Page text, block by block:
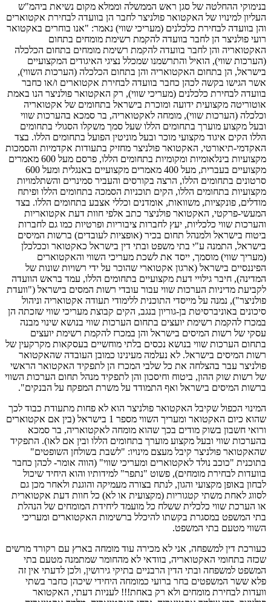
בנימוקי ההחלטה של סגן ראש הממשלה וממלא מקום נשיאת ביהמ"ש
העליון למינויו של האקטואר פולניצר לחבר הן בוועדה לבחירת אקטוארים
והן בוועדה לבחירת כלכלנים (מעריכי שווי) נאמר: "אנו בוחרים באקטואר
רועי פולניצר הן לחבר בוועדה להקמת רשימת מומחים בתחום
האקטואריה והן לחבר בוועדה להקמת רשימת מומחים בתחום הכלכלה
(הערכות שווי), הואיל והתרשמנו שמכלל נציגי האיגודים המקצועיים
בישראל, הן בתחום האקטואריה והן בתחום הכלכלה (הערכות השווי),
אשר הגישו בקשה לכהן כחבר בוועדה לבחירת אקטוארים ו/או כחבר
בוועדה לבחירת כלכלנים (מעריכי שווי), רק האקטואר פולניצר הנו באמת
אוטוריטה מקצועית ידועה ומוכרת בישראל בתחומים של אקטואריה
וכלכלה (הערכות שווי), מומחה לאקטואריה, בר סמכא בהערכות שווי
ובעל מקצוע מוערך בתחומים הללו שעל סמך משקלו הסגולי בתחומים
הללו הקים איגוד מקצועי מוכר ובעל מוניטין הפועל בתחומים הללו. בצד
האקדמי-תיאורטי, האקטואר פולניצר מחזיק בתעודות אקדמיות והסמכות
מקצועיות בינלאומיות ומקומיות בתחומים הללו, פרסם מעל 600 מאמרים
מקצועיים בעברית, מעל 400 מאמרים מקצועיים באנגלית ומעל 600
סרטונים בתחומים הללו, הרצה בקורסים והעביר סמינרים והשתלמויות
מקצועיות בתחומים הללו, הקים תוכניות הסמכה בתחומים הללו ופיתח
מודלים, פונקציות, משוואות, אומדנים וכללי אצבע בתחומים הללו. בצד
המעשי-פרקטי, האקטואר פולניצר כתב אלפי חוות דעת אקטואריות
והערכות שווי כלכליות, יעץ לחברות ציבוריות ופרטיות כמו גם לחברות
ביטוח בישראל ולמנהל תחום בכיר (אופציות לעובדים) ברשות המיסים
בישראל, התמנה ע"י בתי משפט ובתי דין בישראל כאקטואר וככלכלן
(מעריך שווי) מוסמך, ייסד את לשכת מעריכי השווי והאקטוארים
הפיננסיים בישראל (ארגון אקטוארי שהוכר על ידי רשויות שונות של
המדינה), חיבר גילויי דעת מקצועיים בתחומים הללו, עמד בראש הוועדה
לקביעת מדיניות הערכות שווי עבור עובדי רשות המסים בישראל ("וועדת
פולניצר"), נמנה על מייסדי התוכנית ללימודי תעודה אקטואריה וניהול
סיכונים באוניברסיטת בן-גוריון בנגב, הקים קבוצת מעריכי שווי שזכתה הן
במכרז להקמת רשימת יועצים בתחום הערכות שווי בנושא שינוי מבנה
עסקי של רשות המיסים בישראל והן במכרז להקמת רשימת יועצים
בתחום הערכות שווי בנושא נכסים בלתי מוחשיים בעסקאות מקרקעין של
רשות המיסים בישראל. לא נעלמה מעינינו כמובן העובדה שהאקטואר
פולניצר עבר בהצלחה את כל שלבי המכרז הן לתפקיד האקטואר הראשי
של רשות שוק ההון, ביטוח וחיסכון והן לתפקיד מנהל תחום הערכות השווי
ברשות המיסים בישראל ואף התמודד על משרת המפקח על הבנקים".
המינוי הכפול שקיבל האקטואר פולניצר הוא לא פחות מתעודת כבוד לכך
שהוא כיום האקטואר ומעריך השווי מספר 1 בישראל (בין אם אקטוארים
ורואי חשבון בשוק מודים בכך שהוא מומחה לאקטואריה, בר סמכא
בהערכות שווי ובעל מקצוע מוערך בתחומים הללו ובין אם לאו). התפקיד
שהאקטואר פולניצר קיבל מעצם מינויו: "לשבת בשולחן השופטים"
בתוכנית "כוכב נולד לאקטוארים ומעריכי שווי" (הווה אומר- לכהן כחבר
בוועדות לבחירת מומחים), פשוט "נתפר" למידותיו והוא היחיד שיכול
לבחון באופן מקצועי והגון, לנתח בצורה מעמיקה והוגנת ולאחר מכן גם
לסווג לאחת משתי קטגוריות (מקצועית או לא) כל חוות דעת אקטוארית
או הערכת שווי כלכלית ששלח כל מועמד ליחידת המומחים של הנהלת
בתי המשפט במסגרת בקשתו להיכלל ברשימות האקטוארים ומעריכי
השווי מטעם בתי המשפט.
כעורכת דין למשפחה, אני לא מכירה עוד מומחה בארץ עם רקורד מרשים
שכזה בתחומי האקטואריה, בוודאי לא מהחומר שמתמנה מטעם בתי
המשפט למשפחה ובתי הדין הרבניים בתיקי גירושין, ולכן לדעתי אין זה
פלא ששר המשפטים בחר ברועי כמומחה היחידי שיכהן כחבר בשתי
וועדות לבחירת מומחים ולא רק באחת!!! לעניות דעתי, האקטואר